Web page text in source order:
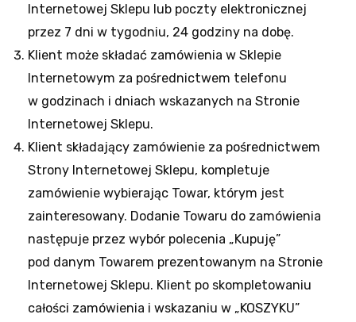
Internetowej Sklepu lub poczty elektronicznej
przez 7 dni w tygodniu, 24 godziny na dobę.
Klient może składać zamówienia w Sklepie
Internetowym za pośrednictwem telefonu
w godzinach i dniach wskazanych na Stronie
Internetowej Sklepu.
Klient składający zamówienie za pośrednictwem
Strony Internetowej Sklepu, kompletuje
zamówienie wybierając Towar, którym jest
zainteresowany. Dodanie Towaru do zamówienia
następuje przez wybór polecenia „Kupuję”
pod danym Towarem prezentowanym na Stronie
Internetowej Sklepu. Klient po skompletowaniu
całości zamówienia i wskazaniu w „KOSZYKU”